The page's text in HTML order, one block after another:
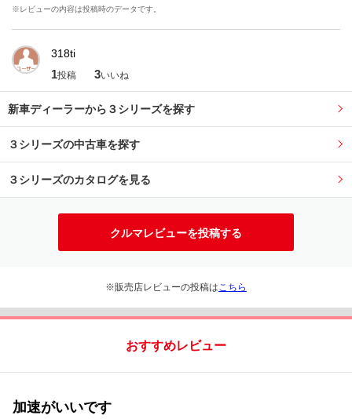
※レビューの内容は投稿時のデータです。
318ti
1投稿 3いいね
新車ディーラーから３シリーズを探す
３シリーズの中古車を探す
３シリーズのカタログを見る
クルマレビューを投稿する
※販売店レビューの投稿は こちら
おすすめレビュー
加速がいいです